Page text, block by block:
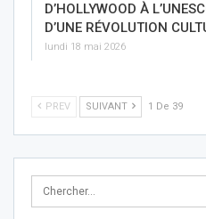
D’HOLLYWOOD À
D’UNE RÉVOLUTION
lundi 18 mai 2026
PREV SUIVANT 1 De 39